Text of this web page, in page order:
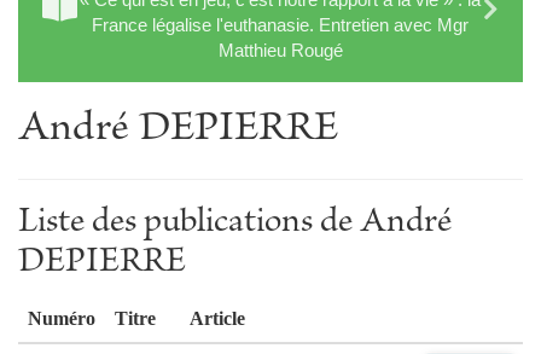
France légalise l'euthanasie. Entretien avec Mgr
Matthieu Rougé
André DEPIERRE
Liste des publications de André
DEPIERRE
Numéro Titre Article